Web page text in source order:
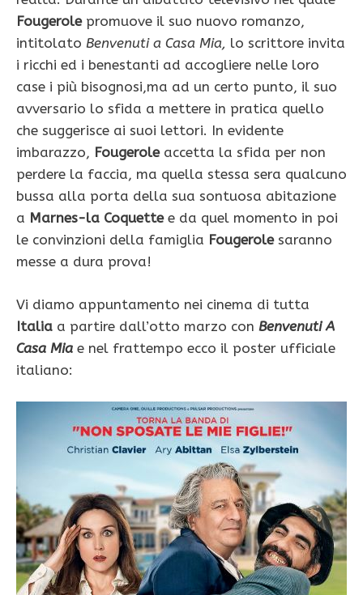
Fougerolepromuove il suo nuovo romanzo,
intitolato Benvenuti a Casa Mia, lo scrittore invita
i ricchi ed i benestanti ad accogliere nelle loro
case i più bisognosi,ma ad un certo punto, il suo
avversario lo sfida a mettere in pratica quello
che suggerisce ai suoi lettori. In evidente
imbarazzo, Fougeroleaccetta la sfida per non
perdere la faccia, ma quella stessa sera qualcuno
bussa alla porta della sua sontuosa abitazione
a Marnes-la Coquettee da quel momento in poi
le convinzioni della famiglia Fougerolesaranno
messe a dura prova!
Vi diamo appuntamento nei cinema di tutta
Italia a partire dall’otto marzo con Benvenuti A
Casa Mia e nel frattempo ecco il poster ufficiale
italiano: